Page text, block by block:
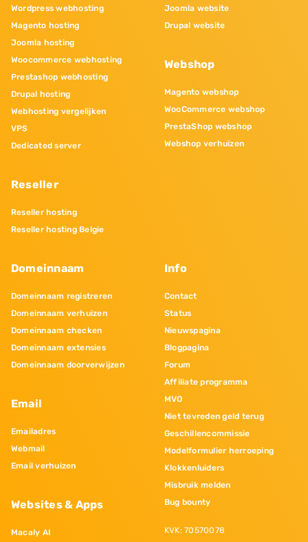
Wordpress webhosting
Magento hosting
Joomla hosting
Woocommerce webhosting
Prestashop webhosting
Drupal hosting
Webhosting vergelijken
VPS
Dedicated server
Reseller
Reseller hosting
Reseller hosting Belgie
Joomla website
Drupal website
Webshop
Magento webshop
WooCommerce webshop
PrestaShop webshop
Webshop verhuizen
Domeinnaam
Domeinnaam registreren
Domeinnaam verhuizen
Domeinnaam checken
Domeinnaam extensies
Domeinnaam doorverwijzen
Email
Emailadres
Webmail
Email verhuizen
Websites & Apps
Macaly AI
Info
Contact
Status
Nieuwspagina
Blogpagina
Forum
Affiliate programma
MVO
Niet tevreden geld terug
Geschillencommissie
Modelformulier herroeping
Klokkenluiders
Misbruik melden
Bug bounty
KVK: 70570078